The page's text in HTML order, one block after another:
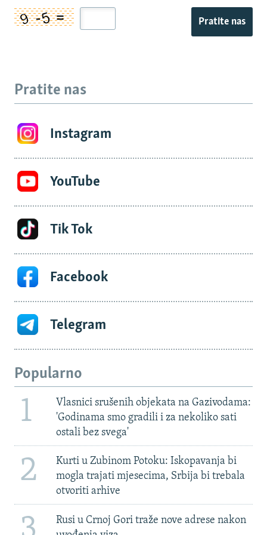
Pratite nas
Pratite nas
Instagram
YouTube
Tik Tok
Facebook
Telegram
Popularno
1
Vlasnici srušenih objekata na Gazivodama:
'Godinama smo gradili i za nekoliko sati
ostali bez svega'
2
Kurti u Zubinom Potoku: Iskopavanja bi
mogla trajati mjesecima, Srbija bi trebala
otvoriti arhive
Rusi u Crnoj Gori traže nove adrese nakon